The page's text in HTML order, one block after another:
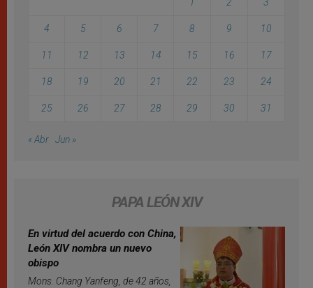
1 2 3
4 5 6 7 8 9 10
11 12 13 14 15 16 17
18 19 20 21 22 23 24
25 26 27 28 29 30 31
« Abr Jun »
PAPA LEÓN XIV
En virtud del acuerdo con China,
León XIV nombra un nuevo
obispo
Mons. Chang Yanfeng, de 42 años,